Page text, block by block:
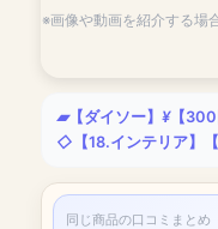
※画像や動画を紹介する場
【ダイソー】
【300
【18.インテリア】
同じ商品の口コミまとめ